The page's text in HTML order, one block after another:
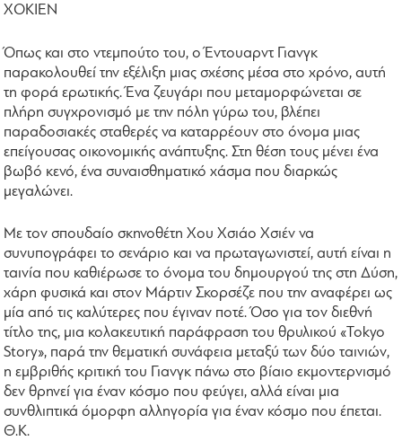
ΧΟΚΙΕΝ
Όπως και στο ντεμπούτο του, ο Έντουαρντ Γιανγκ
παρακολουθεί την εξέλιξη μιας σχέσης μέσα στο χρόνο, αυτή
τη φορά ερωτικής. Ένα ζευγάρι που μεταμορφώνεται σε
πλήρη συγχρονισμό με την πόλη γύρω του, βλέπει
παραδοσιακές σταθερές να καταρρέουν στο όνομα μιας
επείγουσας οικονομικής ανάπτυξης. Στη θέση τους μένει ένα
βωβό κενό, ένα συναισθηματικό χάσμα που διαρκώς
μεγαλώνει.
Με τον σπουδαίο σκηνοθέτη Χου Χσιάο Χσιέν να
συνυπογράφει το σενάριο και να πρωταγωνιστεί, αυτή είναι η
ταινία που καθιέρωσε το όνομα του δημουργού της στη Δύση,
χάρη φυσικά και στον Μάρτιν Σκορσέζε που την αναφέρει ως
μία από τις καλύτερες που έγιναν ποτέ. Όσο για τον διεθνή
τίτλο της, μια κολακευτική παράφραση του θρυλικού «Tokyo
Story», παρά την θεματική συνάφεια μεταξύ των δύο ταινιών,
η εμβριθής κριτική του Γιανγκ πάνω στο βίαιο εκμοντερνισμό
δεν θρηνεί για έναν κόσμο που φεύγει, αλλά είναι μια
συνθλιπτικά όμορφη αλληγορία για έναν κόσμο που έπεται.
Θ.Κ.